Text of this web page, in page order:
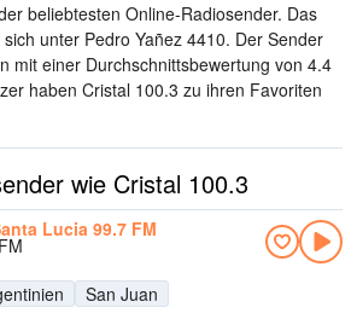
beliebtesten Online-Radiosender. Das
unter Pedro Yañez 4410. Der Sender
mit einer Durchschnittsbewertung von 4.4
haben Cristal 100.3 zu ihren Favoriten
wie Cristal 100.3
Lucia 99.7 FM
San Juan